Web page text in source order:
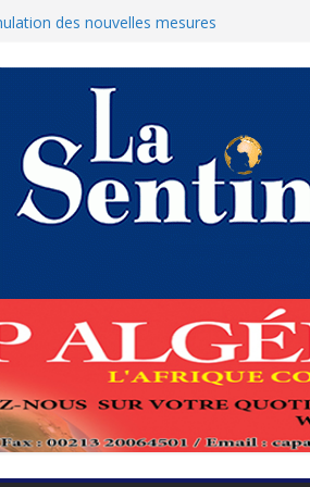
Le ministère des Finances dément
protéger El-Qods
à-tête diplomatiques en marge du
de la coopération au cœur
Boukhari à N’Djamena
accélère la reconquête de son tissu